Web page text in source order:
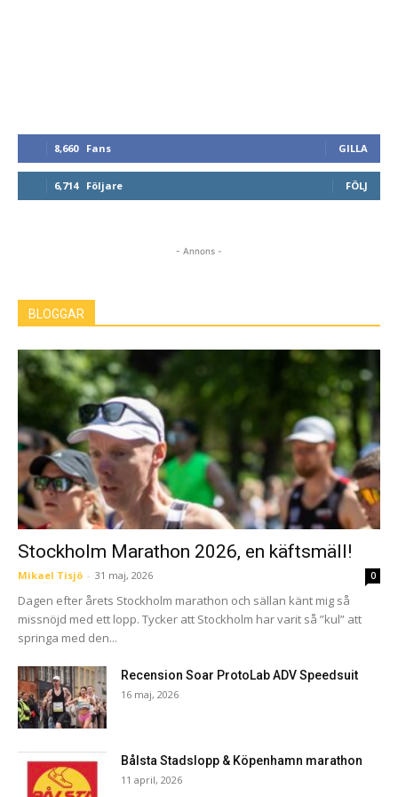
8,660 Fans GILLA
6,714 Följare FÖLJ
- Annons -
BLOGGAR
Stockholm Marathon 2026, en käftsmäll!
Mikael Tisjö - 31 maj, 2026 0
Dagen efter årets Stockholm marathon och sällan känt mig så
missnöjd med ett lopp. Tycker att Stockholm har varit så ”kul” att
springa med den...
Recension Soar ProtoLab ADV Speedsuit
16 maj, 2026
Bålsta Stadslopp & Köpenhamn marathon
11 april, 2026